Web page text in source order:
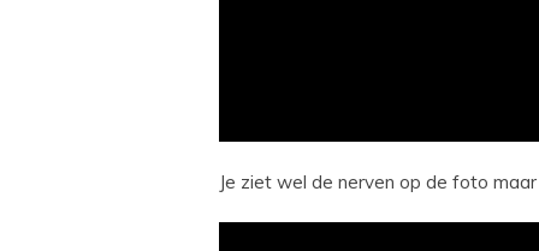
Je ziet wel de nerven op de foto